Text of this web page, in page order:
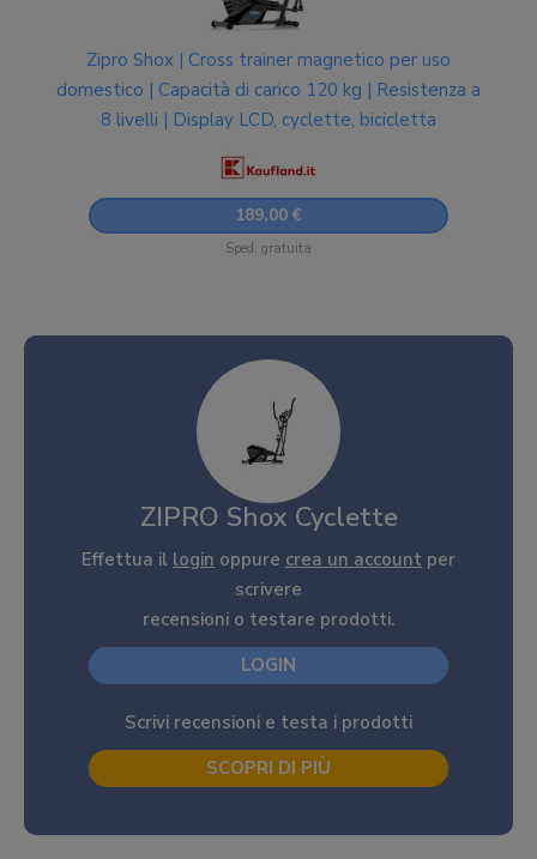
Zipro Shox | Cross trainer magnetico per uso
domestico | Capacità di carico 120 kg | Resistenza a
8 livelli | Display LCD, cyclette, bicicletta
189,00 €
Sped. gratuita
ZIPRO Shox Cyclette
Effettua il login oppure crea un account per
scrivere
recensioni o testare prodotti.
LOGIN
Scrivi recensioni e testa i prodotti
SCOPRI DI PIÙ